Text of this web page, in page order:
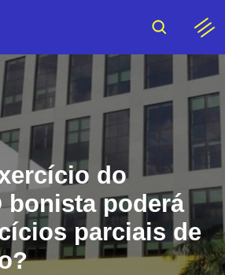
do
bonista poderá
parciais de